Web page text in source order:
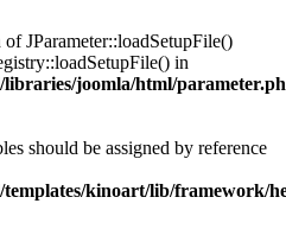
JParameter::loadSetupFile()
in
libraries/joomla/html/
should be assigned by reference
kinoart/lib/framework/